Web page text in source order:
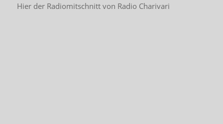
Hier der Radiomitschnitt von Radio Charivari